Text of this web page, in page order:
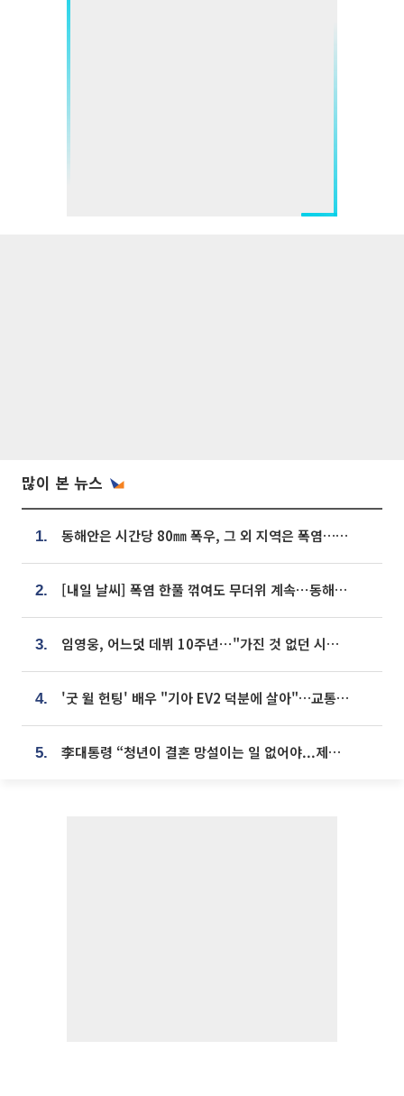
많이 본 뉴스
1. 동해안은 시간당 80㎜ 폭우, 그 외 지역은 폭염…‘극과 극 날씨’
2. [내일 날씨] 폭염 한풀 꺾여도 무더위 계속⋯동해안 이틀 연속 비
3. 임영웅, 어느덧 데뷔 10주년⋯"가진 것 없던 시절, 내 앞엔 20명의 팬뿐"
4. '굿 윌 헌팅' 배우 "기아 EV2 덕분에 살아"…교통사고 후 안전성 극찬
5. 李대통령 “청년이 결혼 망설이는 일 없어야...제도상 불이익 조사”